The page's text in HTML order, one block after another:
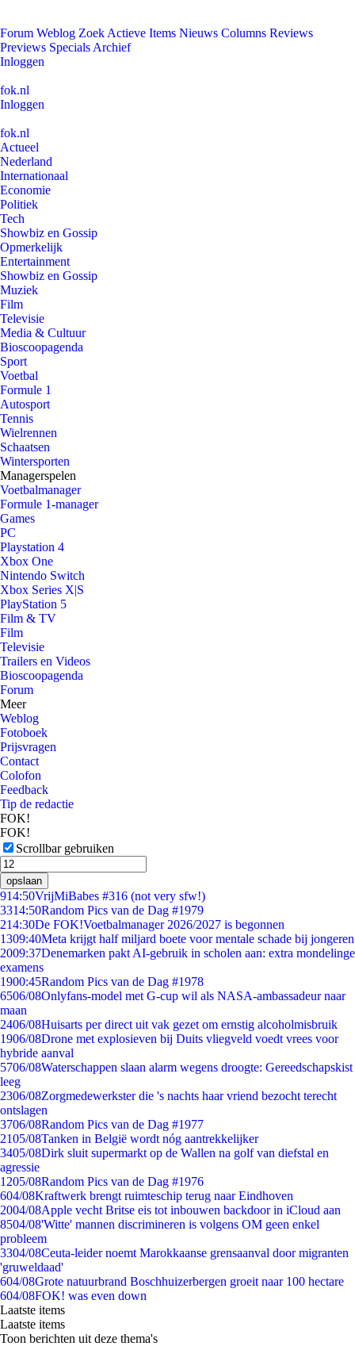
Forum Weblog Zoek Actieve Items Nieuws Columns Reviews
Previews Specials Archief
Inloggen
fok.nl
Inloggen
fok.nl
Actueel
Nederland
Internationaal
Economie
Politiek
Tech
Showbiz en Gossip
Opmerkelijk
Entertainment
Showbiz en Gossip
Muziek
Film
Televisie
Media & Cultuur
Bioscoopagenda
Sport
Voetbal
Formule 1
Autosport
Tennis
Wielrennen
Schaatsen
Wintersporten
Managerspelen
Voetbalmanager
Formule 1-manager
Games
PC
Playstation 4
Xbox One
Nintendo Switch
Xbox Series X|S
PlayStation 5
Film & TV
Film
Televisie
Trailers en Videos
Bioscoopagenda
Forum
Meer
Weblog
Fotoboek
Prijsvragen
Contact
Colofon
Feedback
Tip de redactie
FOK!
FOK!
Scrollbar gebruiken
opslaan
914:50VrijMiBabes #316 (not very sfw!)
3314:50Random Pics van de Dag #1979
214:30De FOK!Voetbalmanager 2026/2027 is begonnen
1309:40Meta krijgt half miljard boete voor mentale schade bij jongeren
2009:37Denemarken pakt AI-gebruik in scholen aan: extra mondelinge
examens
1900:45Random Pics van de Dag #1978
6506/08Onlyfans-model met G-cup wil als NASA-ambassadeur naar
maan
2406/08Huisarts per direct uit vak gezet om ernstig alcoholmisbruik
1906/08Drone met explosieven bij Duits vliegveld voedt vrees voor
hybride aanval
5706/08Waterschappen slaan alarm wegens droogte: Gereedschapskist
leeg
2306/08Zorgmedewerkster die 's nachts haar vriend bezocht terecht
ontslagen
3706/08Random Pics van de Dag #1977
2105/08Tanken in België wordt nóg aantrekkelijker
3405/08Dirk sluit supermarkt op de Wallen na golf van diefstal en
agressie
1205/08Random Pics van de Dag #1976
604/08Kraftwerk brengt ruimteschip terug naar Eindhoven
2004/08Apple vecht Britse eis tot inbouwen backdoor in iCloud aan
8504/08'Witte' mannen discrimineren is volgens OM geen enkel
probleem
3304/08Ceuta-leider noemt Marokkaanse grensaanval door migranten
'gruweldaad'
604/08Grote natuurbrand Boschhuizerbergen groeit naar 100 hectare
604/08FOK! was even down
Laatste items
Laatste items
Toon berichten uit deze thema's